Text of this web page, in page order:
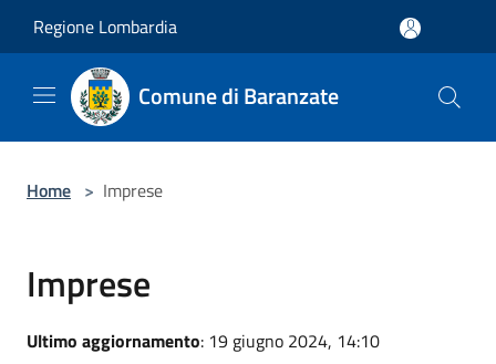
Regione Lombardia
Comune di Baranzate
Home > Imprese
Imprese
Ultimo aggiornamento: 19 giugno 2024, 14:10